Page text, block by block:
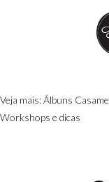
Veja mais:Álbuns
Workshops e dicas